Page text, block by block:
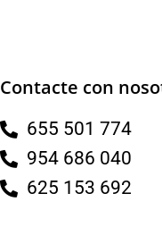
Contacte con
655 501 774
954 686 040
625 153 692